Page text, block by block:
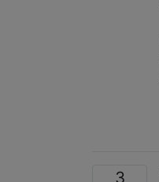
3